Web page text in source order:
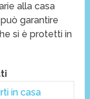
alla casa
garantire
si è protetti in
in casa